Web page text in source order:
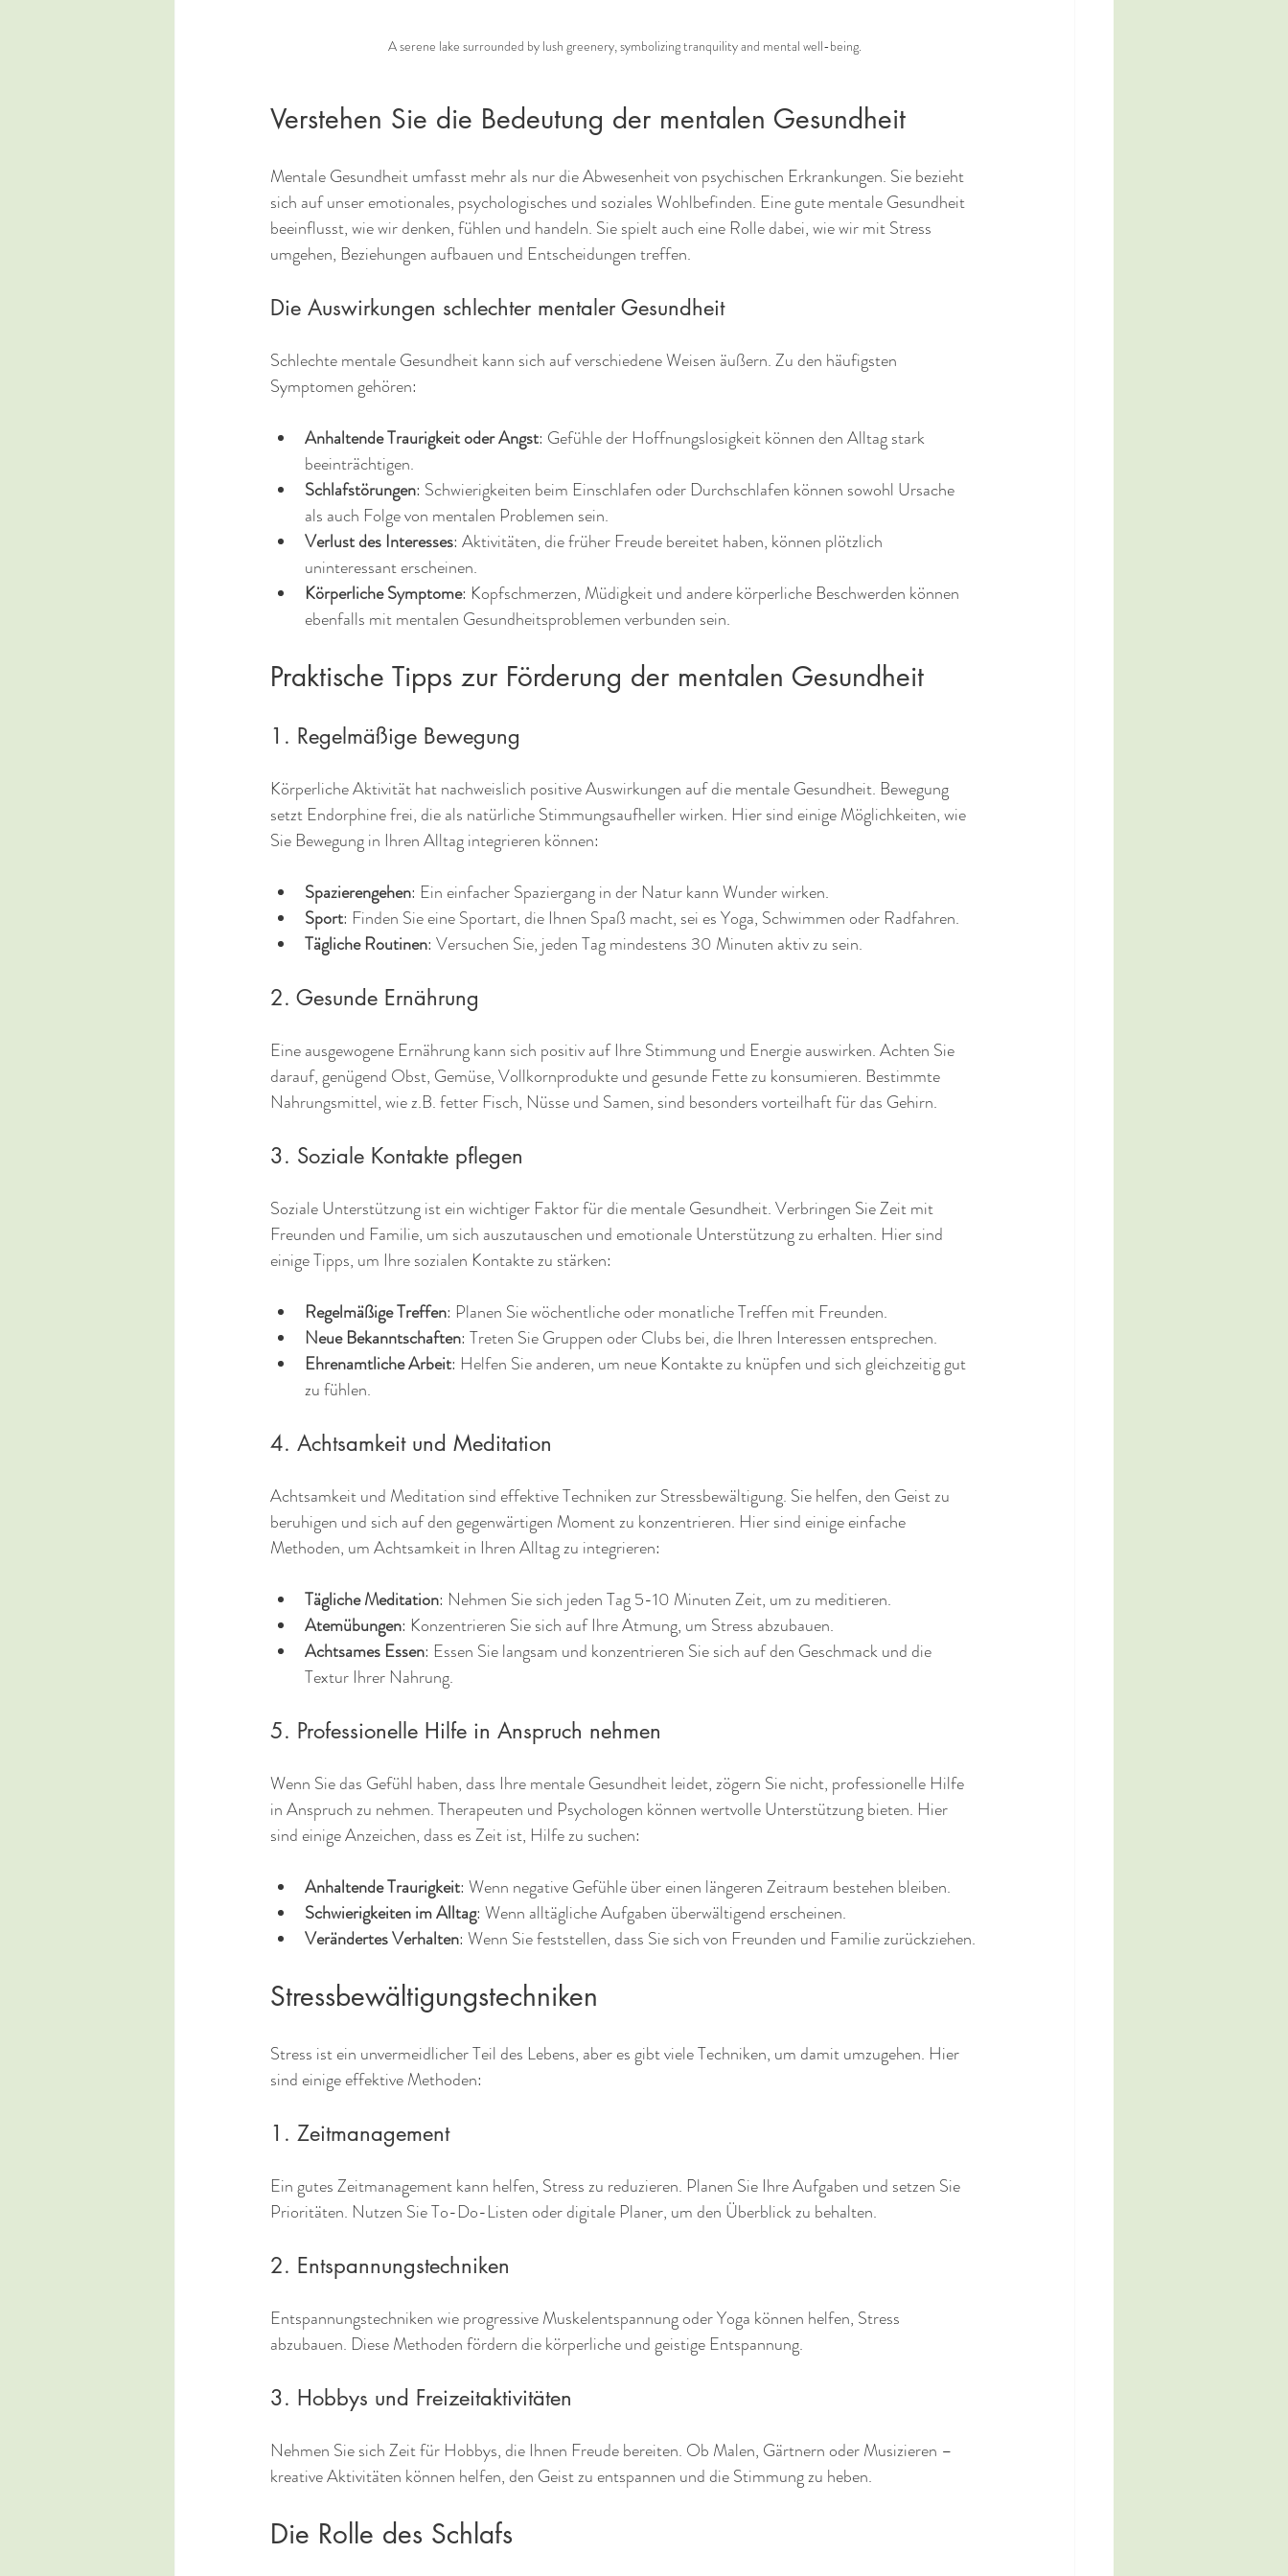
A serene lake surrounded by lush greenery, symbolizing tranquility and mental well-being.
Verstehen Sie die Bedeutung der mentalen Gesundheit
Mentale Gesundheit umfasst mehr als nur die Abwesenheit von psychischen Erkrankungen. Sie bezieht
sich auf unser emotionales, psychologisches und soziales Wohlbefinden. Eine gute mentale Gesundheit
beeinflusst, wie wir denken, fühlen und handeln. Sie spielt auch eine Rolle dabei, wie wir mit Stress
umgehen, Beziehungen aufbauen und Entscheidungen treffen.
Die Auswirkungen schlechter mentaler Gesundheit
Schlechte mentale Gesundheit kann sich auf verschiedene Weisen äußern. Zu den häufigsten
Symptomen gehören:
Anhaltende Traurigkeit oder Angst: Gefühle der Hoffnungslosigkeit können den Alltag stark
beeinträchtigen.
Schlafstörungen: Schwierigkeiten beim Einschlafen oder Durchschlafen können sowohl Ursache
als auch Folge von mentalen Problemen sein.
Verlust des Interesses: Aktivitäten, die früher Freude bereitet haben, können plötzlich
uninteressant erscheinen.
Körperliche Symptome: Kopfschmerzen, Müdigkeit und andere körperliche Beschwerden können
ebenfalls mit mentalen Gesundheitsproblemen verbunden sein.
Praktische Tipps zur Förderung der mentalen Gesundheit
1. Regelmäßige Bewegung
Körperliche Aktivität hat nachweislich positive Auswirkungen auf die mentale Gesundheit. Bewegung
setzt Endorphine frei, die als natürliche Stimmungsaufheller wirken. Hier sind einige Möglichkeiten, wie
Sie Bewegung in Ihren Alltag integrieren können:
Spazierengehen: Ein einfacher Spaziergang in der Natur kann Wunder wirken.
Sport: Finden Sie eine Sportart, die Ihnen Spaß macht, sei es Yoga, Schwimmen oder Radfahren.
Tägliche Routinen: Versuchen Sie, jeden Tag mindestens 30 Minuten aktiv zu sein.
2. Gesunde Ernährung
Eine ausgewogene Ernährung kann sich positiv auf Ihre Stimmung und Energie auswirken. Achten Sie
darauf, genügend Obst, Gemüse, Vollkornprodukte und gesunde Fette zu konsumieren. Bestimmte
Nahrungsmittel, wie z.B. fetter Fisch, Nüsse und Samen, sind besonders vorteilhaft für das Gehirn.
3. Soziale Kontakte pflegen
Soziale Unterstützung ist ein wichtiger Faktor für die mentale Gesundheit. Verbringen Sie Zeit mit
Freunden und Familie, um sich auszutauschen und emotionale Unterstützung zu erhalten. Hier sind
einige Tipps, um Ihre sozialen Kontakte zu stärken:
Regelmäßige Treffen: Planen Sie wöchentliche oder monatliche Treffen mit Freunden.
Neue Bekanntschaften: Treten Sie Gruppen oder Clubs bei, die Ihren Interessen entsprechen.
Ehrenamtliche Arbeit: Helfen Sie anderen, um neue Kontakte zu knüpfen und sich gleichzeitig gut
zu fühlen.
4. Achtsamkeit und Meditation
Achtsamkeit und Meditation sind effektive Techniken zur Stressbewältigung. Sie helfen, den Geist zu
beruhigen und sich auf den gegenwärtigen Moment zu konzentrieren. Hier sind einige einfache
Methoden, um Achtsamkeit in Ihren Alltag zu integrieren:
Tägliche Meditation: Nehmen Sie sich jeden Tag 5-10 Minuten Zeit, um zu meditieren.
Atemübungen: Konzentrieren Sie sich auf Ihre Atmung, um Stress abzubauen.
Achtsames Essen: Essen Sie langsam und konzentrieren Sie sich auf den Geschmack und die
Textur Ihrer Nahrung.
5. Professionelle Hilfe in Anspruch nehmen
Wenn Sie das Gefühl haben, dass Ihre mentale Gesundheit leidet, zögern Sie nicht, professionelle Hilfe
in Anspruch zu nehmen. Therapeuten und Psychologen können wertvolle Unterstützung bieten. Hier
sind einige Anzeichen, dass es Zeit ist, Hilfe zu suchen:
Anhaltende Traurigkeit: Wenn negative Gefühle über einen längeren Zeitraum bestehen bleiben.
Schwierigkeiten im Alltag: Wenn alltägliche Aufgaben überwältigend erscheinen.
Verändertes Verhalten: Wenn Sie feststellen, dass Sie sich von Freunden und Familie zurückziehen.
Stressbewältigungstechniken
Stress ist ein unvermeidlicher Teil des Lebens, aber es gibt viele Techniken, um damit umzugehen. Hier
sind einige effektive Methoden:
1. Zeitmanagement
Ein gutes Zeitmanagement kann helfen, Stress zu reduzieren. Planen Sie Ihre Aufgaben und setzen Sie
Prioritäten. Nutzen Sie To-Do-Listen oder digitale Planer, um den Überblick zu behalten.
2. Entspannungstechniken
Entspannungstechniken wie progressive Muskelentspannung oder Yoga können helfen, Stress
abzubauen. Diese Methoden fördern die körperliche und geistige Entspannung.
3. Hobbys und Freizeitaktivitäten
Nehmen Sie sich Zeit für Hobbys, die Ihnen Freude bereiten. Ob Malen, Gärtnern oder Musizieren –
kreative Aktivitäten können helfen, den Geist zu entspannen und die Stimmung zu heben.
Die Rolle des Schlafs